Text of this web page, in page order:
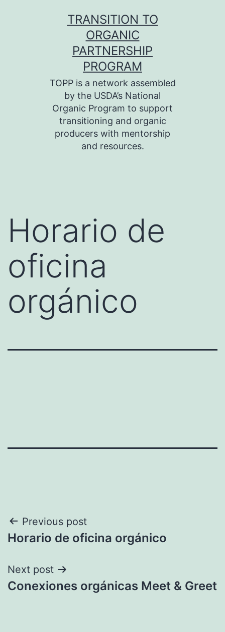
TRANSITION TO
ORGANIC
PARTNERSHIP
PROGRAM
TOPP is a network assembled
by the USDA’s National
Organic Program to support
transitioning and organic
producers with mentorship
and resources.
Horario de
oficina
orgánico
Navegación
de
entradas
Previous post
Horario de oficina orgánico
Next post
Conexiones orgánicas Meet & Greet